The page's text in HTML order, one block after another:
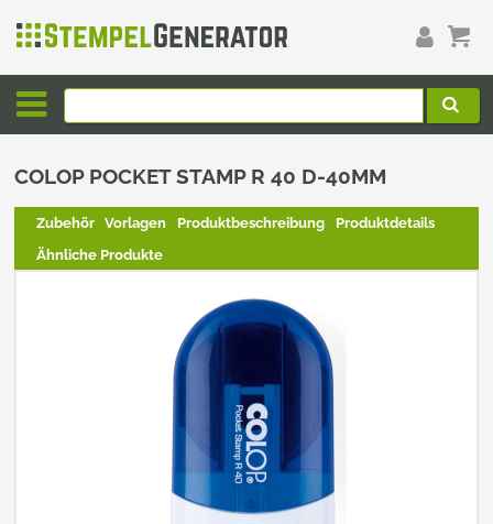
COLOP POCKET STAMP R 40 D-40MM
Zubehör Vorlagen Produktbeschreibung
Produktdetails
Ähnliche Produkte